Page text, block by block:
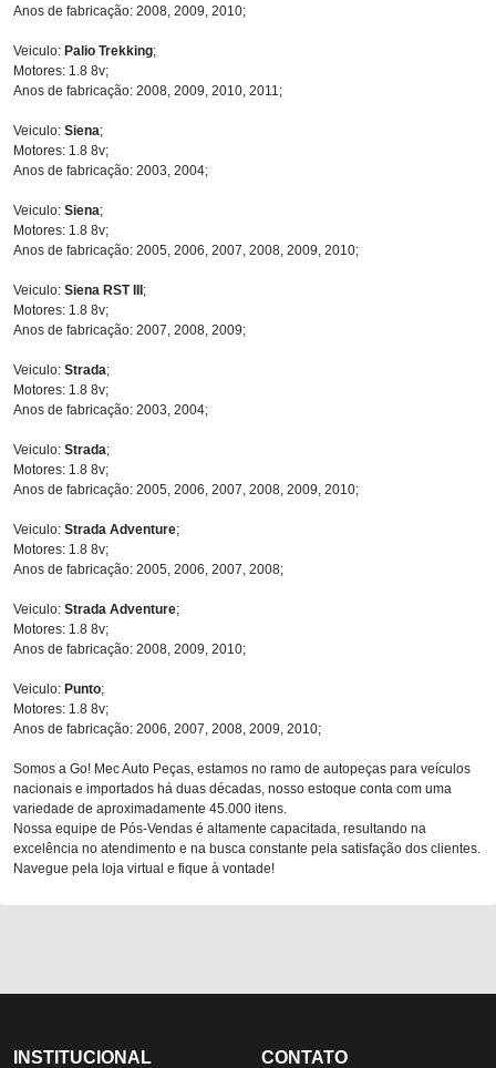
Anos de fabricação: 2008, 2009, 2010;
Veiculo: Palio Trekking;
Motores: 1.8 8v;
Anos de fabricação: 2008, 2009, 2010, 2011;
Veiculo: Siena;
Motores: 1.8 8v;
Anos de fabricação: 2003, 2004;
Veiculo: Siena;
Motores: 1.8 8v;
Anos de fabricação: 2005, 2006, 2007, 2008, 2009, 2010;
Veiculo: Siena RST III;
Motores: 1.8 8v;
Anos de fabricação: 2007, 2008, 2009;
Veiculo: Strada;
Motores: 1.8 8v;
Anos de fabricação: 2003, 2004;
Veiculo: Strada;
Motores: 1.8 8v;
Anos de fabricação: 2005, 2006, 2007, 2008, 2009, 2010;
Veiculo: Strada Adventure;
Motores: 1.8 8v;
Anos de fabricação: 2005, 2006, 2007, 2008;
Veiculo: Strada Adventure;
Motores: 1.8 8v;
Anos de fabricação: 2008, 2009, 2010;
Veiculo: Punto;
Motores: 1.8 8v;
Anos de fabricação: 2006, 2007, 2008, 2009, 2010;
Somos a Go! Mec Auto Peças, estamos no ramo de autopeças para veículos
nacionais e importados há duas décadas, nosso estoque conta com uma
variedade de aproximadamente 45.000 itens.
Nossa equipe de Pós-Vendas é altamente capacitada, resultando na
excelência no atendimento e na busca constante pela satisfação dos clientes.
Navegue pela loja virtual e fique à vontade!
INSTITUCIONAL CONTATO